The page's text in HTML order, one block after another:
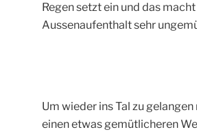
Regen setzt ein und das
Aussenaufenthalt sehr
Um wieder ins Tal zu
einen etwas gemütlicheren